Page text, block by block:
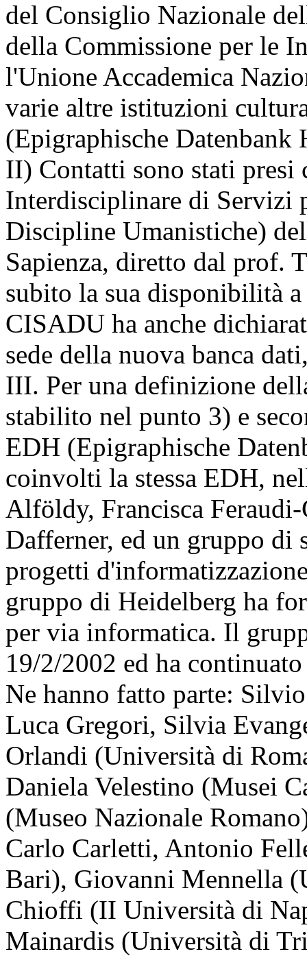
del Consiglio Nazionale
della Commissione per le
l'Unione Accademica
varie altre istituzioni
(Epigraphische
II) Contatti sono stati
Interdisciplinare di Servizi
Discipline Umanistiche)
Sapienza, diretto dal prof.
subito la sua disponibilità
CISADU ha anche
sede della nuova banca
III. Per una definizione
stabilito nel punto 3) e
EDH (Epigraphische
coinvolti la stessa EDH,
Alföldy, Francisca
Dafferner, ed un gruppo
progetti
gruppo di Heidelberg ha
per via informatica. Il
19/2/2002 ed ha
Ne hanno fatto parte:
Luca Gregori, Silvia
Orlandi (Università di
Daniela Velestino (Musei
(Museo Nazionale
Carlo Carletti, Antonio
Bari), Giovanni Mennella
Chioffi (II Università di
Mainardis (Università di